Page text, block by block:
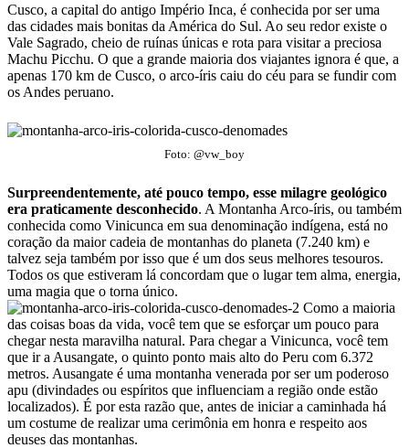
Cusco, a capital do antigo Império Inca, é conhecida por ser uma
das cidades mais bonitas da América do Sul. Ao seu redor existe o
Vale Sagrado, cheio de ruínas únicas e rota para visitar a preciosa
Machu Picchu. O que a grande maioria dos viajantes ignora é que, a
apenas 170 km de Cusco, o arco-íris caiu do céu para se fundir com
os Andes peruano.
Foto: @vw_boy
Surpreendentemente, até pouco tempo, esse milagre geológico
era praticamente desconhecido. A Montanha Arco-íris, ou também
conhecida como Vinicunca em sua denominação indígena, está no
coração da maior cadeia de montanhas do planeta (7.240 km) e
talvez seja também por isso que é um dos seus melhores tesouros.
Todos os que estiveram lá concordam que o lugar tem alma, energia,
uma magia que o torna único.
Como a maioria
das coisas boas da vida, você tem que se esforçar um pouco para
chegar nesta maravilha natural. Para chegar a Vinicunca, você tem
que ir a Ausangate, o quinto ponto mais alto do Peru com 6.372
metros. Ausangate é uma montanha venerada por ser um poderoso
apu (divindades ou espíritos que influenciam a região onde estão
localizados). É por esta razão que, antes de iniciar a caminhada há
um costume de realizar uma cerimônia em honra e respeito aos
deuses das montanhas.